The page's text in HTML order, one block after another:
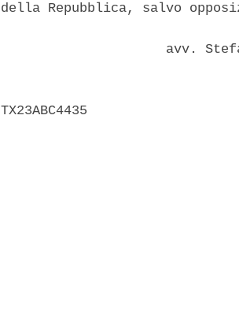
della Repubblica, salvo
avv.